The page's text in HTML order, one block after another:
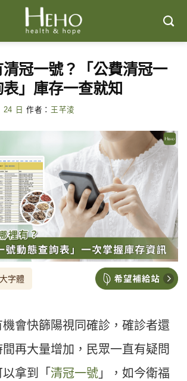
冠一號？「公費清冠一
」庫存一查就知
24 日 作者： 王芊淩
字體
會快篩陽視同確診，確診者還
再大量增加，民眾一直有疑問
拿到「 清冠一號 」，如今衛福